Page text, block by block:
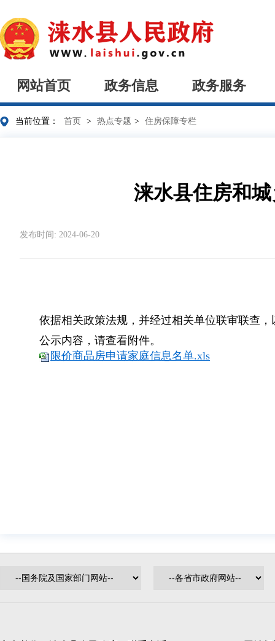
网站首页 政务信息 政务服务
当前位置： 首页 > 热点专题 > 住房保障专栏
涞水县住房和
发布时间: 2024-06-20
依据相关政策法规，并经过相关单位联审联查
公示内容，请查看附件。
限价商品房申请家庭信息名单.xls